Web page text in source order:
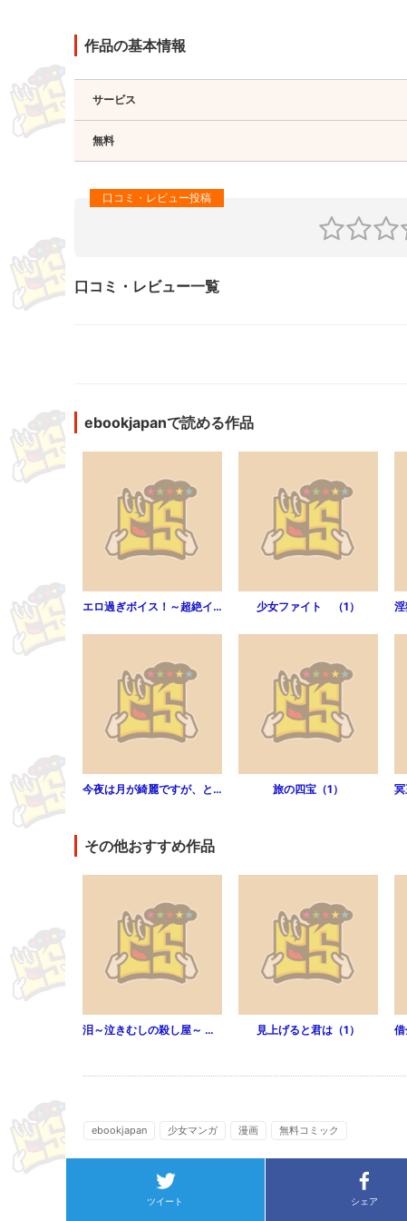
作品の基本情報
サービス
無料
口コミ・レビュー一覧
ebookjapanで読める作品
エロ過ぎボイス！～超絶イケメンは声でもイカせちゃう!?～（分冊...（第1話） 少女ファイト （1）
今夜は月が綺麗ですが、とりあえず死ね（1） 旅の四宝（1）
その他おすすめ作品
泪～泣きむしの殺し屋～ 分冊版 1 見上げると君は（1）
ebookjapan 少女マンガ 漫画 無料コミック
ツイート シェア